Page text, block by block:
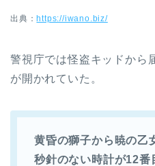
出典：https://iwano.biz/
警視庁では怪盗キッドから
が開かれていた。
黄昏の獅子から暁の乙
秒針のない時計が12番